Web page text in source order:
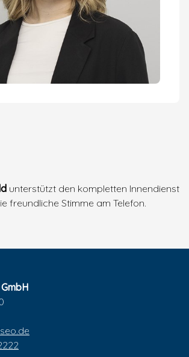
unterstützt den kompletten Innendienst
freundliche Stimme am Telefon.